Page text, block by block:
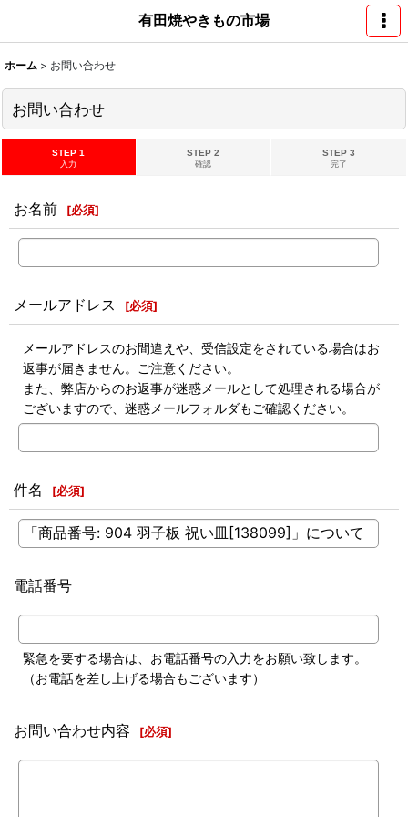
有田焼やきもの市場
ホーム > お問い合わせ
お問い合わせ
STEP 1
入力
STEP 2
確認
STEP 3
完了
お名前 [必須]
メールアドレス [必須]
メールアドレスのお間違えや、受信設定をされている場合はお
返事が届きません。ご注意ください。
また、弊店からのお返事が迷惑メールとして処理される場合が
ございますので、迷惑メールフォルダもご確認ください。
件名 [必須]
電話番号
緊急を要する場合は、お電話番号の入力をお願い致します。
（お電話を差し上げる場合もございます）
お問い合わせ内容 [必須]